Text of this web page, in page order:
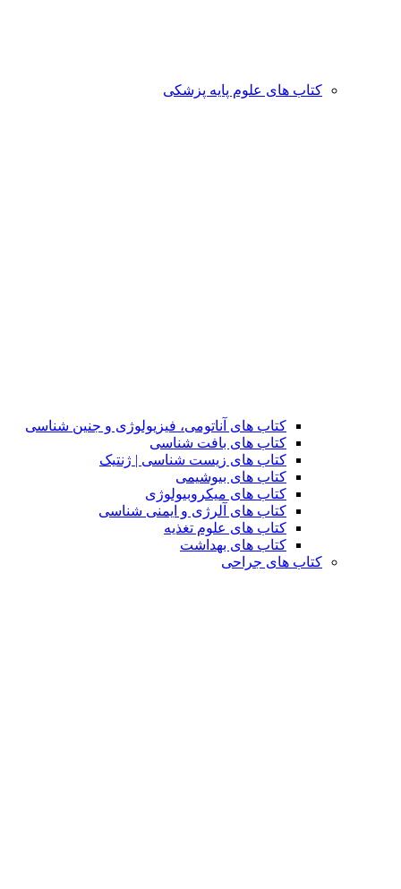
کتاب های علوم پایه پزشکی
کتاب های آناتومی، فیزیولوژی و جنین شناسی
کتاب های بافت شناسی
کتاب های زیست شناسی | ژنتیک
کتاب های بیوشیمی
کتاب های میکروبیولوژی
کتاب های آلرژی و ایمنی شناسی
کتاب های علوم تغذیه
کتاب های بهداشت
کتاب های جراحی